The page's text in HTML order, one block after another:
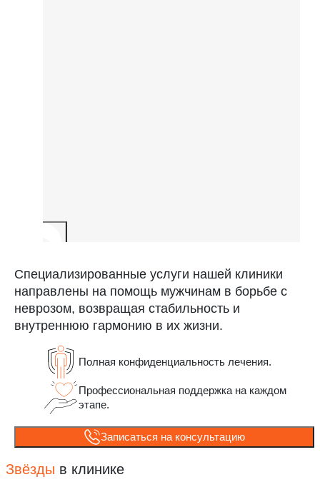
Специализированные услуги нашей клиники
направлены на помощь мужчинам в борьбе с
неврозом, возвращая стабильность и
внутреннюю гармонию в их жизни.
Полная конфиденциальность лечения.
Профессиональная поддержка на каждом
этапе.
Записаться на консультацию
Звёзды в клинике